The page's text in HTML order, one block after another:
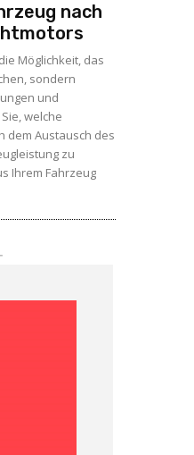
nach
Möglichkeit, das
sondern
und
welche
dem Austausch des
zu
Ihrem Fahrzeug